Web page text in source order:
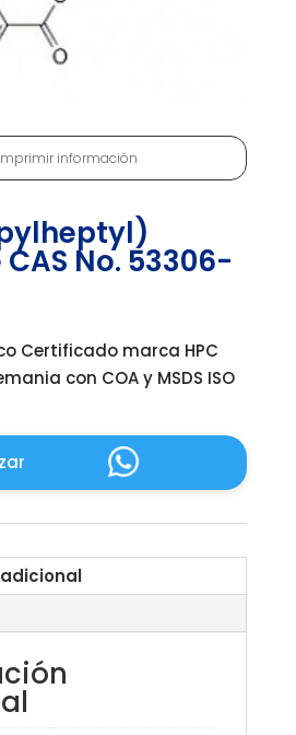
información
No. 53306-
Certificado marca HPC
con COA y MSDS ISO